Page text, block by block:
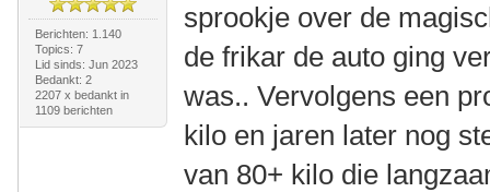
Berichten: 1.140
Topics: 7
Lid sinds: Jun 2023
Bedankt: 2
2207 x bedankt in
1109 berichten
sprookje over de
de frikar de auto ging
was.. Vervolgens een
kilo en jaren later nog
van 80+ kilo die